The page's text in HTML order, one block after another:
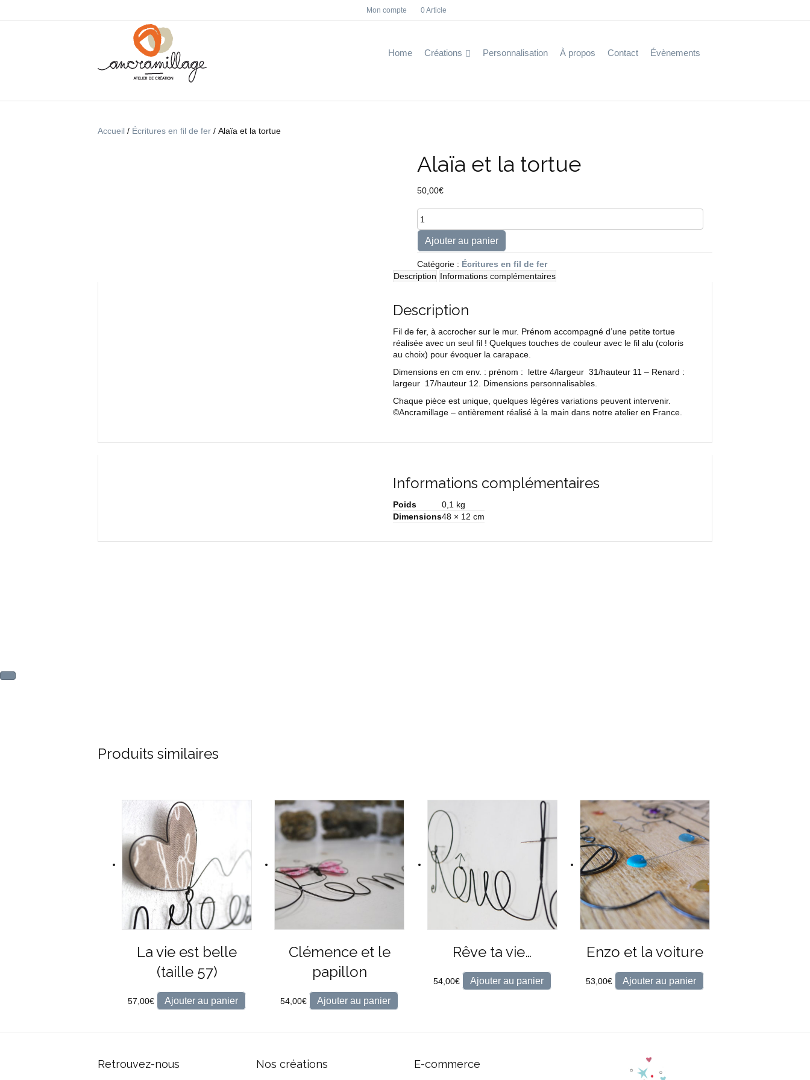
a
n
Mon compte 0 Article
Home Créations Personnalisation À propos Contact Évènements
Accueil / Écritures en fil de fer / Alaïa et la tortue
Alaïa et la tortue
50,00€
quantité
de
Alaïa
et
la
tortue
Ajouter au panier
Catégorie : Écritures en fil de fer
Description Informations complémentaires
Description
Fil de fer, à accrocher sur le mur. Prénom accompagné d’une petite tortue
réalisée avec un seul fil ! Quelques touches de couleur avec le fil alu (coloris
au choix) pour évoquer la carapace.
Dimensions en cm env. : prénom : lettre 4/largeur 31/hauteur 11 – Renard :
largeur 17/hauteur 12. Dimensions personnalisables.
Chaque pièce est unique, quelques légères variations peuvent intervenir.
©Ancramillage – entièrement réalisé à la main dans notre atelier en France.
Informations complémentaires
Poids
0,1 kg
Dimensions48 × 12 cm
Produits similaires
La vie est belle
(taille 57)
57,00€ Ajouter au panier
Clémence et le
papillon
54,00€ Ajouter au panier
Rêve ta vie…
54,00€ Ajouter au panier
Enzo et la voiture
53,00€ Ajouter au panier
Retrouvez-nous Nos créations E-commerce